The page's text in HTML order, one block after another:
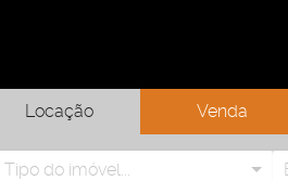
Locação Venda
Tipo do imóvel...